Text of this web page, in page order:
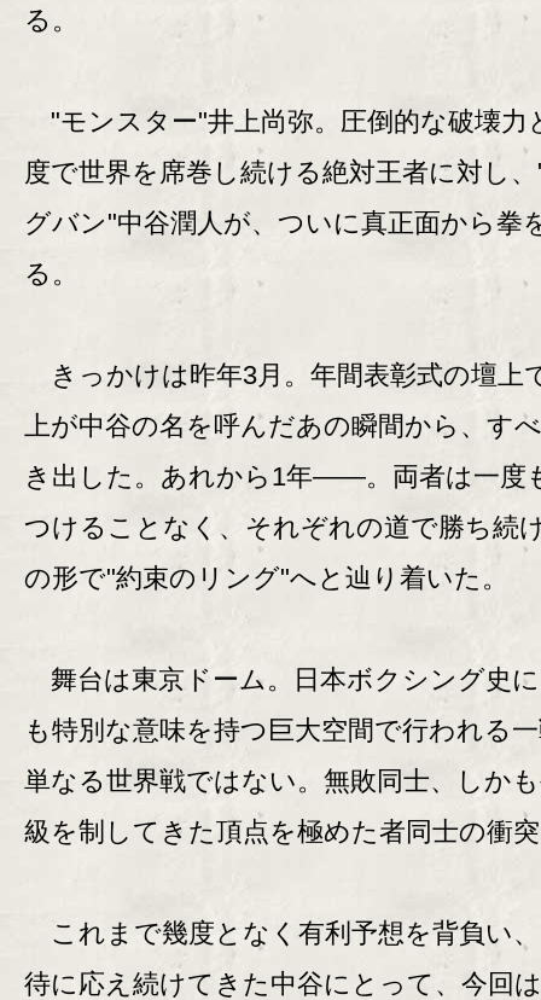
る。
"モンスター"井上尚弥。圧倒的な破壊力
度で世界を席巻し続ける絶対王者に対し
グバン"中谷潤人が、ついに真正面から拳
る。
きっかけは昨年3月。年間表彰式の壇上
上が中谷の名を呼んだあの瞬間から、す
き出した。あれから1年――。両者は一度
つけることなく、それぞれの道で勝ち続
の形で"約束のリング"へと辿り着いた。
舞台は東京ドーム。日本ボクシング史
も特別な意味を持つ巨大空間で行われる
単なる世界戦ではない。無敗同士、しか
級を制してきた頂点を極めた者同士の衝
これまで幾度となく有利予想を背負い
待に応え続けてきた中谷にとって、今回